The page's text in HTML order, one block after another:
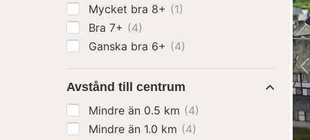
Mycket bra 8+ (1)
Bra 7+ (4)
Ganska bra 6+ (4)
Avstånd till centrum
Mindre än 0.5 km (4)
Mindre än 1.0 km (4)